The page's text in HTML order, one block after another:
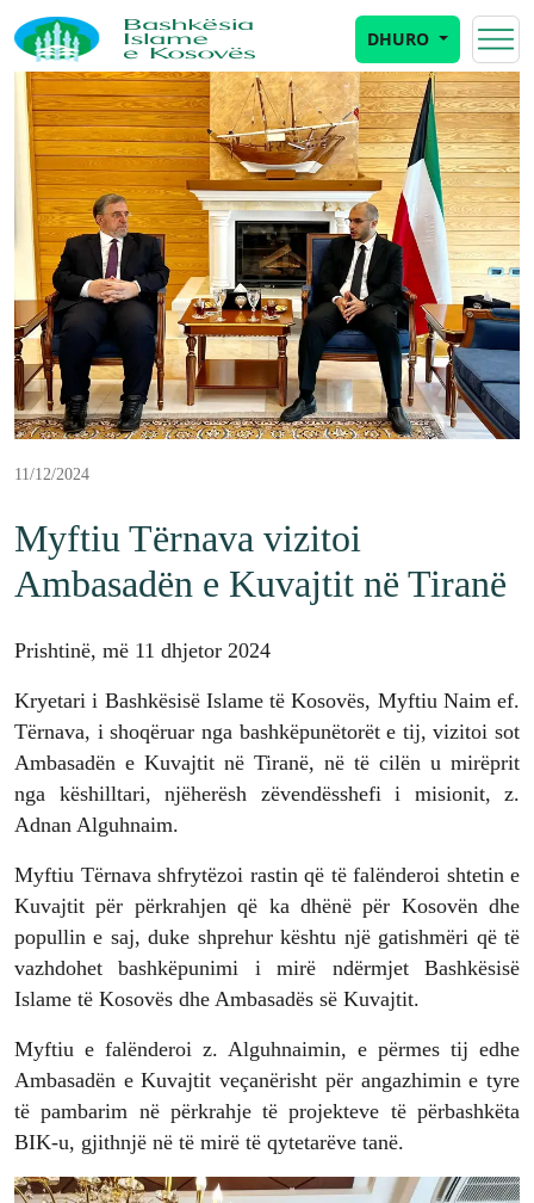
DHURO
11/12/2024
Myftiu Tërnava vizitoi
Ambasadën e Kuvajtit në Tiranë
Prishtinë, më 11 dhjetor 2024
Kryetari i Bashkësisë Islame të Kosovës, Myftiu Naim ef.
Tërnava, i shoqëruar nga bashkëpunëtorët e tij, vizitoi sot
Ambasadën e Kuvajtit në Tiranë, në të cilën u mirëprit
nga këshilltari, njëherësh zëvendësshefi i misionit, z.
Adnan Alguhnaim.
Myftiu Tërnava shfrytëzoi rastin që të falënderoi shtetin e
Kuvajtit për përkrahjen që ka dhënë për Kosovën dhe
popullin e saj, duke shprehur kështu një gatishmëri që të
vazhdohet bashkëpunimi i mirë ndërmjet Bashkësisë
Islame të Kosovës dhe Ambasadës së Kuvajtit.
Myftiu e falënderoi z. Alguhnaimin, e përmes tij edhe
Ambasadën e Kuvajtit veçanërisht për angazhimin e tyre
të pambarim në përkrahje të projekteve të përbashkëta
BIK-u, gjithnjë në të mirë të qytetarëve tanë.